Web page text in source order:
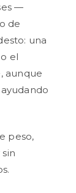
—
de
una
el
aunque
peso,